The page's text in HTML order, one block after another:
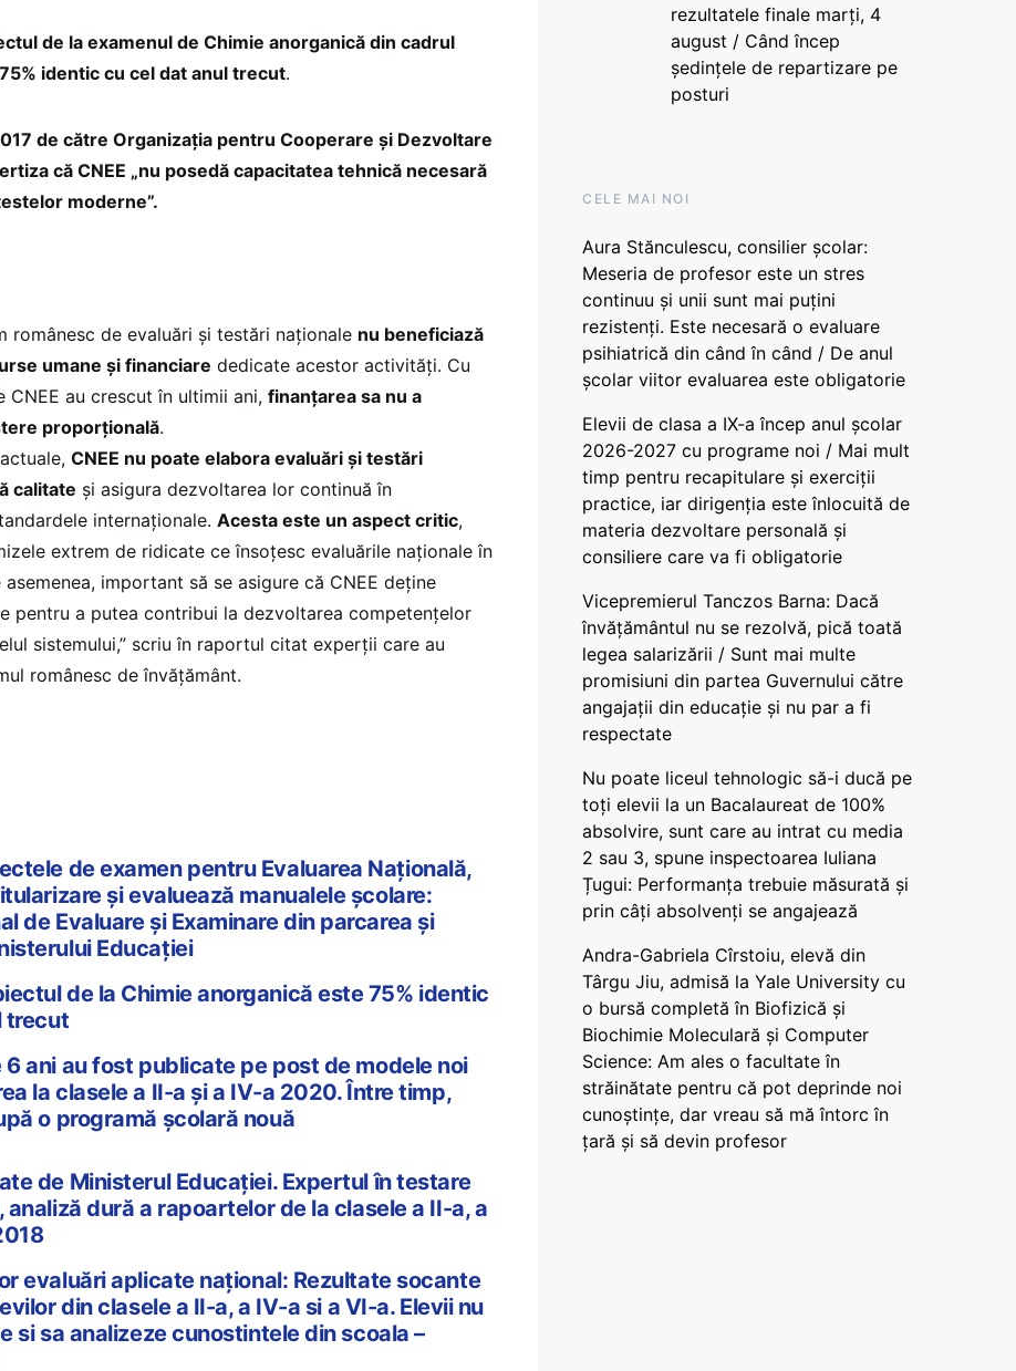
de la examenul de Chimie anorganică din cadrul
identic cu cel dat anul trecut.
de către Organizaţia pentru Cooperare şi Dezvoltare
că CNEE „nu posedă capacitatea tehnică necesară
moderne”.
românesc de evaluări şi testări naţionale nu beneficiază
umane şi financiare dedicate acestor activităţi. Cu
au crescut în ultimii ani, finanţarea sa nu a
proporţională.
CNEE nu poate elabora evaluări şi testări
calitate şi asigura dezvoltarea lor continuă în
internaţionale. Acesta este un aspect critic,
extrem de ridicate ce însoţesc evaluările naţionale în
asemenea, important să se asigure că CNEE deţine
pentru a putea contribui la dezvoltarea competenţelor
sistemului,” scriu în raportul citat experţii care au
românesc de învăţământ.
de examen pentru Evaluarea Naţională,
şi evaluează manualele şcolare:
de Evaluare şi Examinare din parcarea şi
Educaţiei
de la Chimie anorganică este 75% identic
trecut
6 ani au fost publicate pe post de modele noi
la clasele a II-a și a IV-a 2020. Între timp,
o programă școlară nouă
de Ministerul Educației. Expertul în testare
analiză dură a rapoartelor de la clasele a II-a, a
evaluări aplicate național: Rezultate socante
din clasele a II-a, a IV-a si a VI-a. Elevii nu
si sa analizeze cunostintele din scoala –
rezultatele finale marți, 4
august / Când încep
ședințele de repartizare pe
posturi
CELE MAI NOI
Aura Stănculescu, consilier școlar:
Meseria de profesor este un stres
continuu și unii sunt mai puțini
rezistenți. Este necesară o evaluare
psihiatrică din când în când / De anul
școlar viitor evaluarea este obligatorie
Elevii de clasa a IX-a încep anul școlar
2026-2027 cu programe noi / Mai mult
timp pentru recapitulare și exerciții
practice, iar dirigenția este înlocuită de
materia dezvoltare personală și
consiliere care va fi obligatorie
Vicepremierul Tanczos Barna: Dacă
învățământul nu se rezolvă, pică toată
legea salarizării / Sunt mai multe
promisiuni din partea Guvernului către
angajații din educație și nu par a fi
respectate
Nu poate liceul tehnologic să-i ducă pe
toți elevii la un Bacalaureat de 100%
absolvire, sunt care au intrat cu media
2 sau 3, spune inspectoarea Iuliana
Țugui: Performanța trebuie măsurată și
prin câți absolvenți se angajează
Andra-Gabriela Cîrstoiu, elevă din
Târgu Jiu, admisă la Yale University cu
o bursă completă în Biofizică și
Biochimie Moleculară și Computer
Science: Am ales o facultate în
străinătate pentru că pot deprinde noi
cunoștințe, dar vreau să mă întorc în
țară și să devin profesor